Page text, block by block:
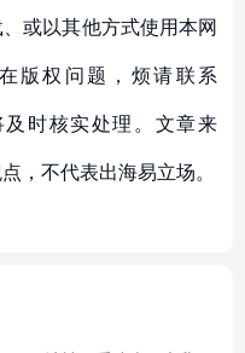
或以其他方式使用本网
版权问题，烦请联系
及时核实处理。文章来
，不代表出海易立场。